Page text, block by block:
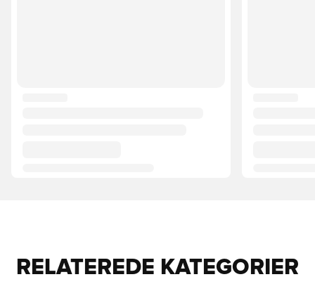
RELATEREDE KATEGORIER